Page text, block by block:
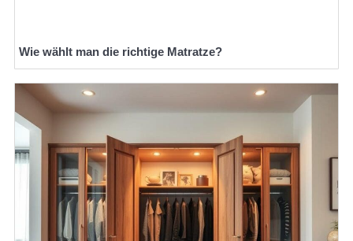
Wie wählt man die richtige Matratze?